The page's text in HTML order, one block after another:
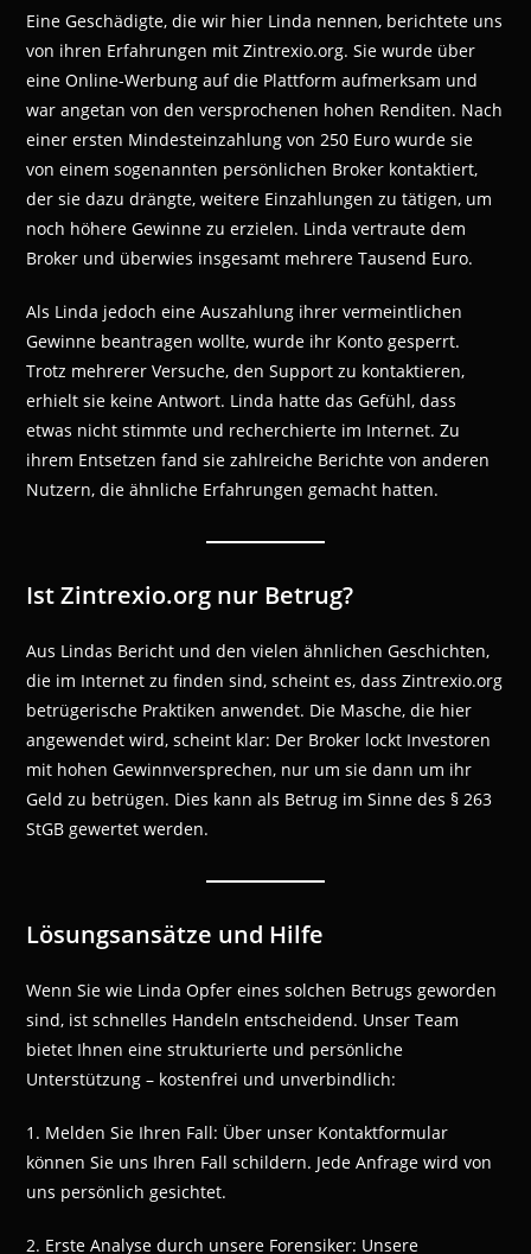
Eine Geschädigte, die wir hier Linda nennen, berichtete uns
von ihren Erfahrungen mit Zintrexio.org. Sie wurde über
eine Online-Werbung auf die Plattform aufmerksam und
war angetan von den versprochenen hohen Renditen. Nach
einer ersten Mindesteinzahlung von 250 Euro wurde sie
von einem sogenannten persönlichen Broker kontaktiert,
der sie dazu drängte, weitere Einzahlungen zu tätigen, um
noch höhere Gewinne zu erzielen. Linda vertraute dem
Broker und überwies insgesamt mehrere Tausend Euro.
Als Linda jedoch eine Auszahlung ihrer vermeintlichen
Gewinne beantragen wollte, wurde ihr Konto gesperrt.
Trotz mehrerer Versuche, den Support zu kontaktieren,
erhielt sie keine Antwort. Linda hatte das Gefühl, dass
etwas nicht stimmte und recherchierte im Internet. Zu
ihrem Entsetzen fand sie zahlreiche Berichte von anderen
Nutzern, die ähnliche Erfahrungen gemacht hatten.
Ist Zintrexio.org nur Betrug?
Aus Lindas Bericht und den vielen ähnlichen Geschichten,
die im Internet zu finden sind, scheint es, dass Zintrexio.org
betrügerische Praktiken anwendet. Die Masche, die hier
angewendet wird, scheint klar: Der Broker lockt Investoren
mit hohen Gewinnversprechen, nur um sie dann um ihr
Geld zu betrügen. Dies kann als Betrug im Sinne des § 263
StGB gewertet werden.
Lösungsansätze und Hilfe
Wenn Sie wie Linda Opfer eines solchen Betrugs geworden
sind, ist schnelles Handeln entscheidend. Unser Team
bietet Ihnen eine strukturierte und persönliche
Unterstützung – kostenfrei und unverbindlich:
1. Melden Sie Ihren Fall: Über unser Kontaktformular
können Sie uns Ihren Fall schildern. Jede Anfrage wird von
uns persönlich gesichtet.
2. Erste Analyse durch unsere Forensiker: Unsere